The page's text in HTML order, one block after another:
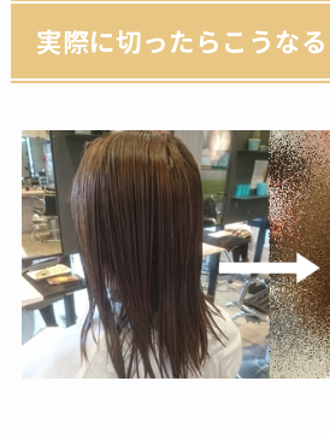
実際に切ったらこうなる